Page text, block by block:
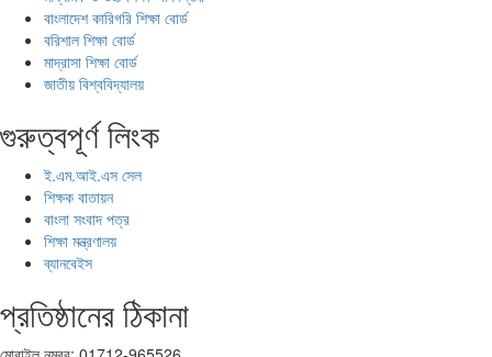
বাংলাদেশ কারিগরি শিক্ষা বোর্ড
বরিশাল শিক্ষা বোর্ড
মাদ্রাসা শিক্ষা বোর্ড
জাতীয় বিশ্ববিদ্যালয়
গুরুত্বপূর্ণ লিংক
ই.এম.আই.এস সেল
শিক্ষক বাতায়ন
বাংলা সংবাদ পত্র
শিক্ষা মন্ত্রণালয়
ব্যানবেইস
প্রতিষ্ঠানের ঠিকানা